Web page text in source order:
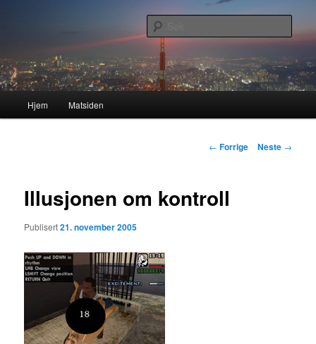
hovedinnholdet
Lasses hjemmeside
Hjem Matsiden
Innleggsnavigasjon
← Forrige Neste →
Illusjonen om kontroll
Publisert21. november 2005